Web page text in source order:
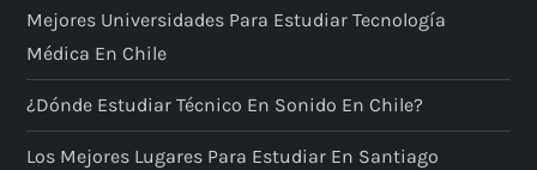
Mejores Universidades Para Estudiar Tecnología
Médica En Chile
¿Dónde Estudiar Técnico En Sonido En Chile?
Los Mejores Lugares Para Estudiar En Santiago